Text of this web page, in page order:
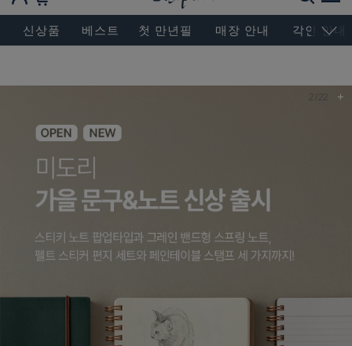
BESEN MASTERPIECE, SINCE 2004
신상품 베스트 첫 만년필 매장 안내 각인 안내
3/ 22 +